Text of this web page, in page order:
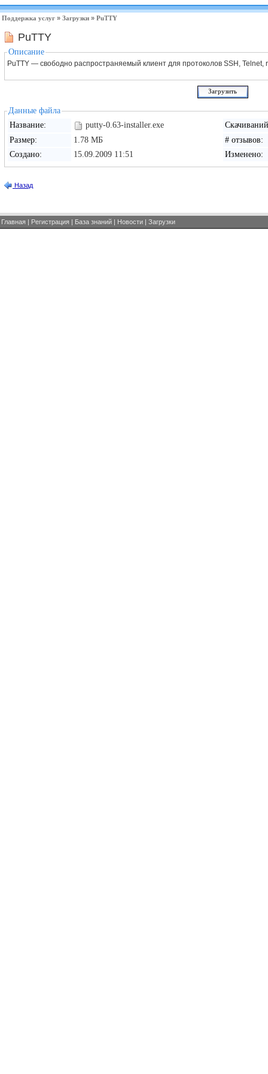
Поддержка услуг » Загрузки » PuTTY
PuTTY
Описание
PuTTY — свободно распространяемый клиент для протоколов SSH, Telnet,
Данные файла
Название:
putty-0.63-installer.exe
Размер:
1.78 МБ
# отзывов:
Создано:
15.09.2009 11:51 Изменено:
Назад
Главная | Регистрация | База знаний | Новости | Загрузки